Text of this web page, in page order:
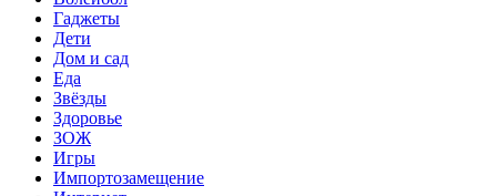
Гаджеты
Дети
Дом и сад
Еда
Звёзды
Здоровье
ЗОЖ
Игры
Импортозамещение